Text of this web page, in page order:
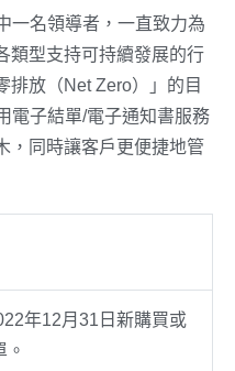
一名領導者，一直致力為
類型支持可持續發展的行
排放（Net Zero）」的目
電子結單/電子通知書服務
，同時讓客戶更便捷地管
年12月31日新購買或